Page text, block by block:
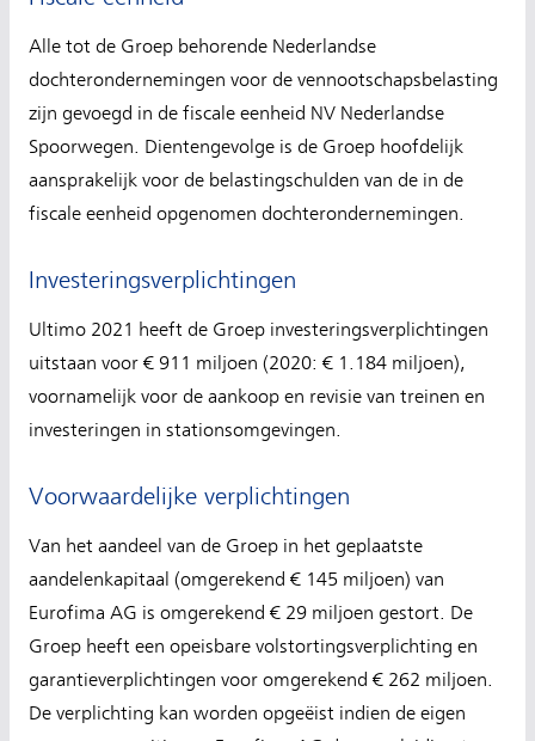
Alle tot de Groep behorende Nederlandse
dochterondernemingen voor de vennootschapsbelasting
zijn gevoegd in de fiscale eenheid NV Nederlandse
Spoorwegen. Dientengevolge is de Groep hoofdelijk
aansprakelijk voor de belastingschulden van de in de
fiscale eenheid opgenomen dochterondernemingen.
Investeringsverplichtingen
Ultimo 2021 heeft de Groep investeringsverplichtingen
uitstaan voor € 911 miljoen (2020: € 1.184 miljoen),
voornamelijk voor de aankoop en revisie van treinen en
investeringen in stationsomgevingen.
Voorwaardelijke verplichtingen
Van het aandeel van de Groep in het geplaatste
aandelenkapitaal (omgerekend € 145 miljoen) van
Eurofima AG is omgerekend € 29 miljoen gestort. De
Groep heeft een opeisbare volstortingsverplichting en
garantieverplichtingen voor omgerekend € 262 miljoen.
De verplichting kan worden opgeëist indien de eigen